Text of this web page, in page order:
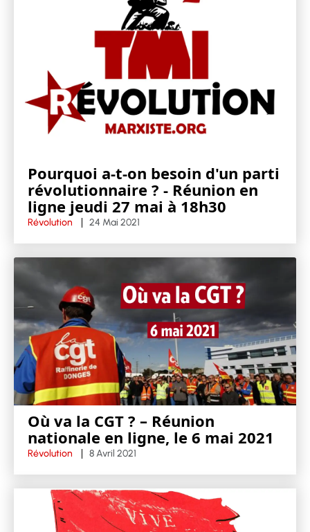
Pourquoi a-t-on besoin d'un parti
révolutionnaire ? - Réunion en
ligne jeudi 27 mai à 18h30
Révolution 24 Mai 2021
Où va la CGT ? – Réunion
nationale en ligne, le 6 mai 2021
Révolution 8 Avril 2021